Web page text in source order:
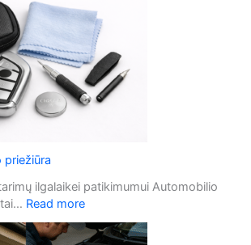
ilgalaikei patikimumui Automobilio
Read more:
A
u